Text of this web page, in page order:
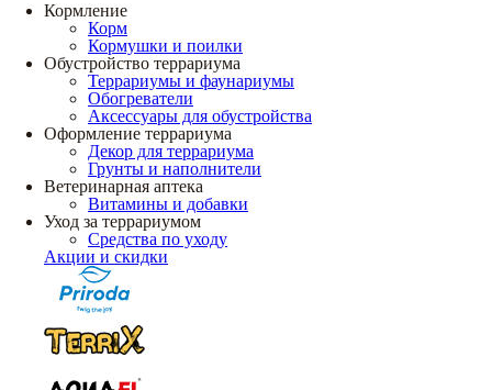
Кормление
Корм
Кормушки и поилки
Обустройство террариума
Террариумы и фаунариумы
Обогреватели
Аксессуары для обустройства
Оформление террариума
Декор для террариума
Грунты и наполнители
Ветеринарная аптека
Витамины и добавки
Уход за террариумом
Средства по уходу
Акции и скидки